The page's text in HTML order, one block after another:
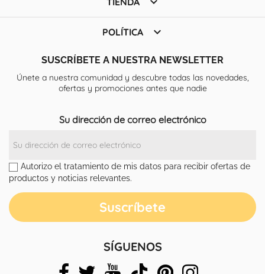
POLÍTICA 
SUSCRÍBETE A NUESTRA NEWSLETTER
Únete a nuestra comunidad y descubre todas las novedades,
ofertas y promociones antes que nadie
Su dirección de correo electrónico
Autorizo el tratamiento de mis datos para recibir ofertas de
productos y noticias relevantes.
SÍGUENOS